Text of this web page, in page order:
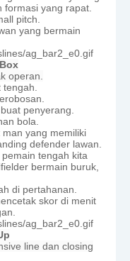
yang rapat.
pitch.
yang bermain
operan.
penyerang.
bola.
yang memiliki
defender lawan.
tengah kita
bermain buruk,
di pertahanan.
skor di menit
line dan closing